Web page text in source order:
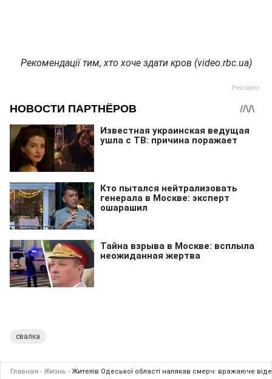
Рекомендації тим, хто хоче здати кров (video.rbc.ua)
свалка
Главная › Жизнь › Жителів Одеської області налякав смерч: вражаюче